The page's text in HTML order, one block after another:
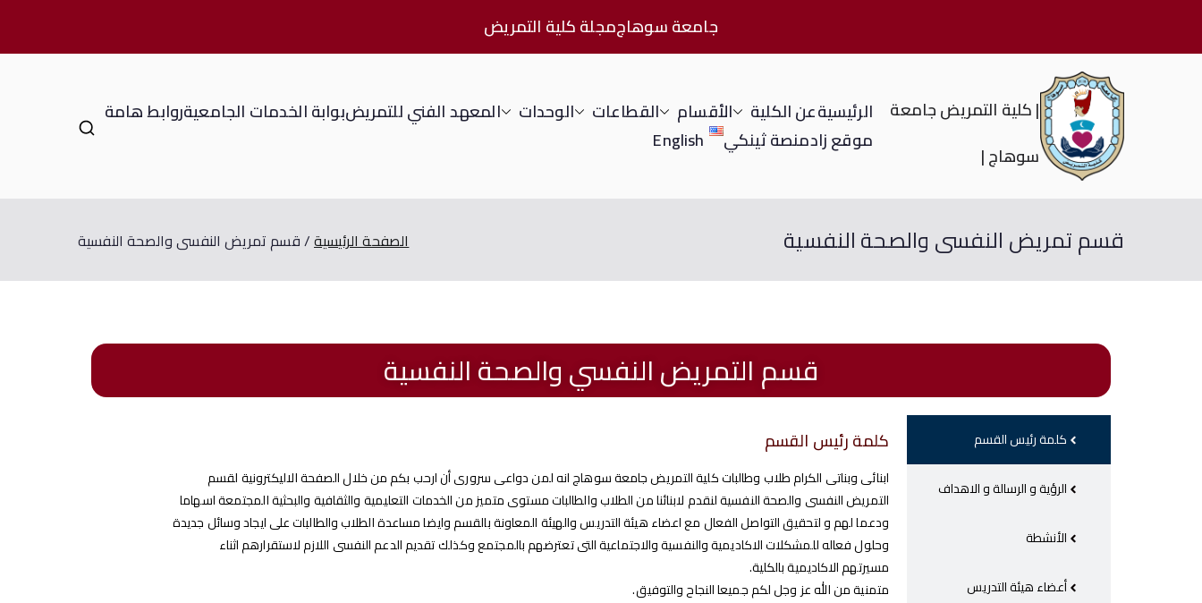
جامعة سوهاجمجلة كلية التمريض
| كلية التمريض جامعة
سوهاج |
الرئيسيةعن الكلية الأقسام القطاعات الوحدات المعهد الفني للتمريضبوابة الخدمات الجامعيةروابط هامة
موقع زادمنصة ثينكي English
قسم تمريض النفسى والصحة النفسية الصفحة الرئيسية قسم تمريض النفسى والصحة النفسية
قسم التمريض النفسي والصحة النفسية
كلمة رئيس القسم
الرؤية و الرسالة و الاهداف
الأنشطة
أعضاء هيئة التدريس
كلمة رئيس القسم
ابنائى وبناتى الكرام طلاب وطالبات كلية التمريض جامعة سوهاج انه لمن دواعى سرورى أن ارحب بكم من خلال الصفحة الاليكترونية لقسم
التمريض النفسى والصحة النفسية لنقدم لابنائنا من الطلاب والطالبات مستوى متميز من الخدمات التعليمية والثقافية والبحثية المجتمعة اسهاما
ودعما لهم و لتحقيق التواصل الفعال مع اعضاء هيئة التدريس والهيئة المعاونة بالقسم وايضا مساعدة الطلاب والطالبات على ايجاد وسائل جديدة
وحلول فعاله للمشكلات الاكاديمية والنفسية والاجتماعية التى تعترضهم بالمجتمع وكذلك تقديم الدعم النفسى اللازم لاستقرارهم اثناء
مسيرتهم الاكاديمية بالكلية.
متمنية من الله عز وجل لكم جميعا النجاح والتوفيق.